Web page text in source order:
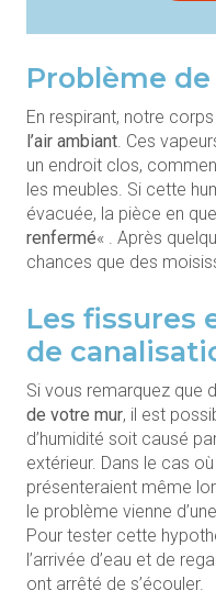
Problème
En respirant, notre
l’air ambiant . Ces
un endroit clos,
les meubles. Si cette
évacuée, la pièce en
renfermé« . Après
chances que des
Les fissures
de
Si vous remarquez que
de votre mur, il est
d’humidité soit causé
extérieur. Dans le cas
présenteraient même
le problème vienne
Pour tester cette
l’arrivée d’eau et de
ont arrêté de s’écouler.